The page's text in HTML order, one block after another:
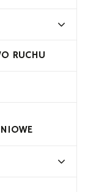
RUCHU